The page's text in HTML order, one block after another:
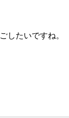
したいですね。